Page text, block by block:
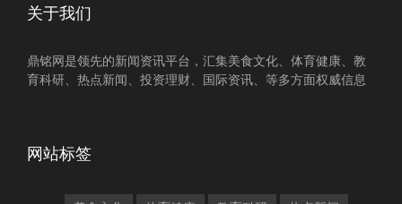
关于我们
鼎铭网是领先的新闻资讯平台，汇集美食文化、体育健康、教
育科研、热点新闻、投资理财、国际资讯、等多方面权威信息
网站标签